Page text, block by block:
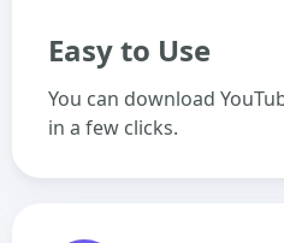
Easy to Use
You can download
in a few clicks.